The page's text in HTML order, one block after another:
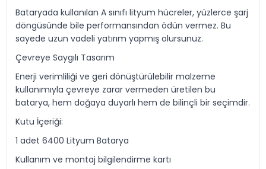
Bataryada kullanılan A sınıfı lityum hücreler, yüzlerce şarj
döngüsünde bile performansından ödün vermez. Bu
sayede uzun vadeli yatırım yapmış olursunuz.
Çevreye Saygılı Tasarım
Enerji verimliliği ve geri dönüştürülebilir malzeme
kullanımıyla çevreye zarar vermeden üretilen bu
batarya, hem doğaya duyarlı hem de bilinçli bir seçimdir.
Kutu İçeriği:
1 adet 6400 Lityum Batarya
Kullanım ve montaj bilgilendirme kartı